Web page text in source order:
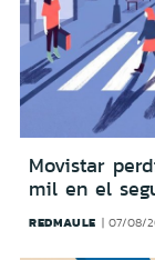
Movistar
mil en el
REDMAULE 07/08/